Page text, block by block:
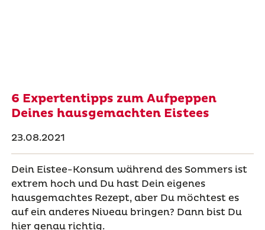
6 Expertentipps zum Aufpeppen
Deines hausgemachten Eistees
23.08.2021
Dein Eistee-Konsum während des Sommers ist
extrem hoch und Du hast Dein eigenes
hausgemachtes Rezept, aber Du möchtest es
auf ein anderes Niveau bringen? Dann bist Du
hier genau richtig.